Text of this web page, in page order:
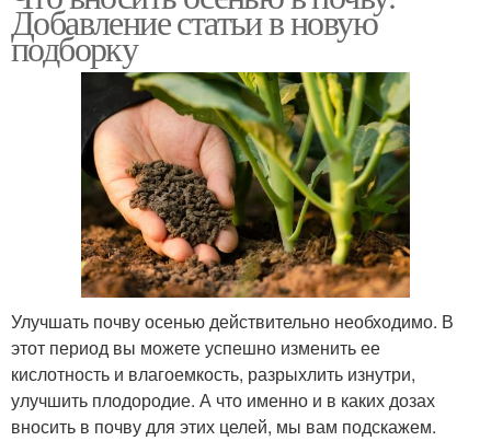
Осенний удобрение
Добавление статьи в новую
подборку
Улучшать почву осенью действительно необходимо. В
этот период вы можете успешно изменить ее
кислотность и влагоемкость, разрыхлить изнутри,
улучшить плодородие. А что именно и в каких дозах
вносить в почву для этих целей, мы вам подскажем.